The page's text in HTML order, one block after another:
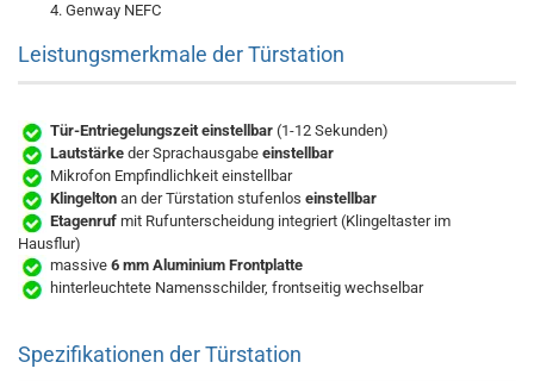
Genway NEFC
Leistungsmerkmale der Türstation
Tür-Entriegelungszeit einstellbar (1-12 Sekunden)
Lautstärke der Sprachausgabe einstellbar
Mikrofon Empfindlichkeit einstellbar
Klingelton an der Türstation stufenlos einstellbar
Etagenruf mit Rufunterscheidung integriert (Klingeltaster im
Hausflur)
massive 6 mm Aluminium Frontplatte
hinterleuchtete Namensschilder, frontseitig wechselbar
Spezifikationen der Türstation